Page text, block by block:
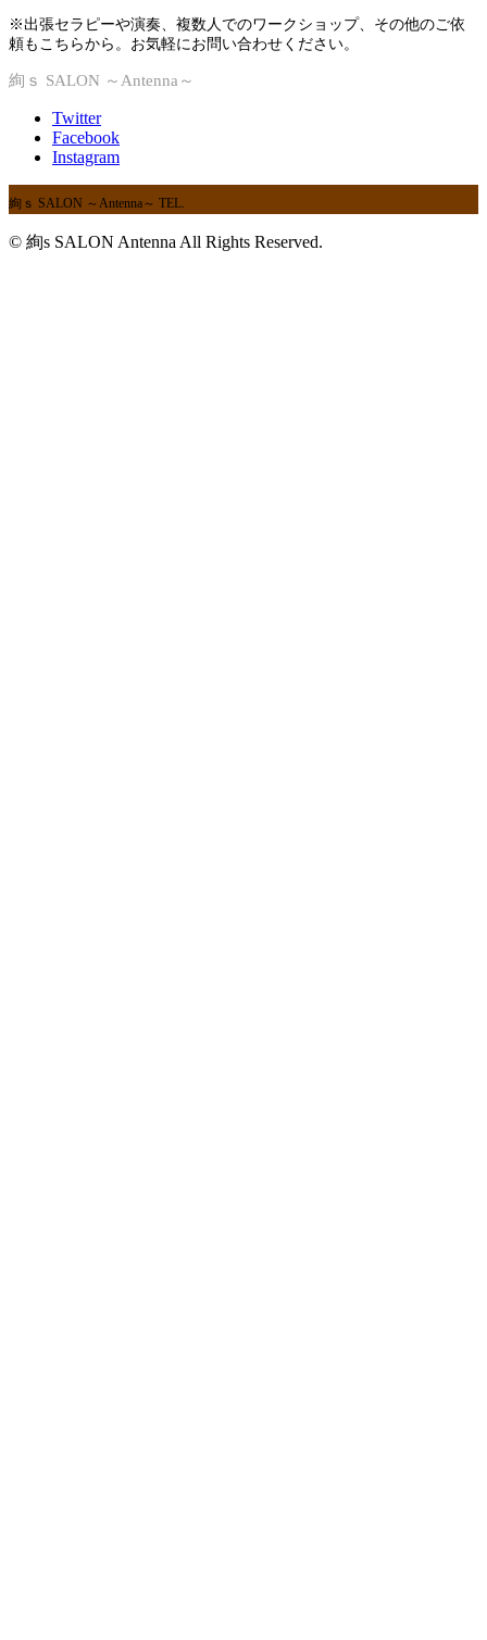
※出張セラピーや演奏、複数人でのワークショップ、その他のご依
頼もこちらから。お気軽にお問い合わせください。
絢ｓ SALON ～Antenna～
Twitter
Facebook
Instagram
絢ｓ SALON ～Antenna～ TEL.
© 絢s SALON Antenna All Rights Reserved.